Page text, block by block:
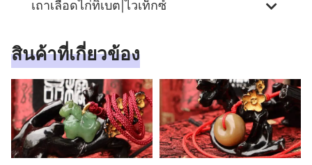
เถาเลือดไก่ทิเบต|ไวเท็กซ์
สินค้าที่เกี่ยวข้อง